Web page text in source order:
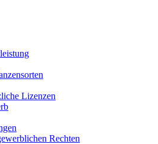
Lizenzen
Rechten